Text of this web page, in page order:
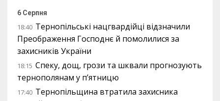
6 Серпня
18:40 Тернопільські нацгвардійці відзначили
Преображення Господнє й помолилися за
захисників України
18:15 Спеку, дощ, грози та шквали прогнозують
тернополянам у п’ятницю
17:40 Тернопільщина втратила захисника